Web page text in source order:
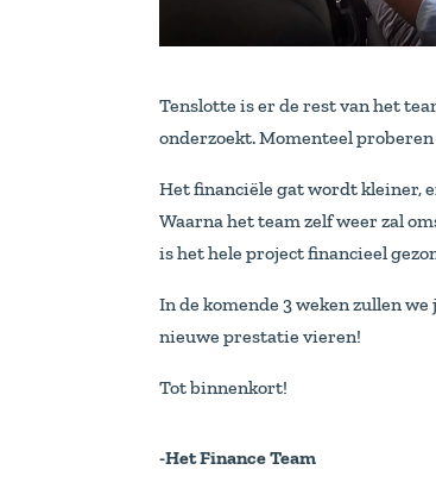
Tenslotte is er de rest van het
onderzoekt. Momenteel
Het financiële gat wordt kleiner,
Waarna het team zelf weer zal
is het hele project financieel
In de komende 3 weken zullen
nieuwe prestatie vieren!
Tot binnenkort!
-Het Finance Team